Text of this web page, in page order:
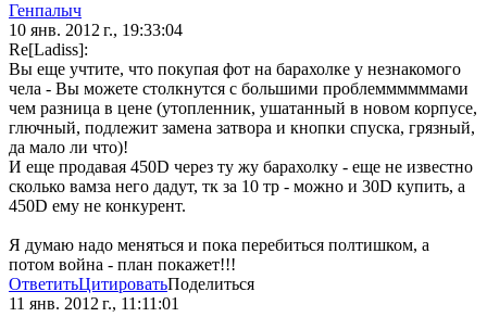
Генпалыч
10 янв. 2012 г., 19:33:04
Re[Ladiss]:
Вы еще учтите, что покупая фот на барахолке у незнакомого
чела - Вы можете столкнутся с большими проблеммммммами
чем разница в цене (утопленник, ушатанный в новом корпусе,
глючный, подлежит замена затвора и кнопки спуска, грязный,
да мало ли что)!
И еще продавая 450D через ту жу барахолку - еще не известно
сколько вамза него дадут, тк за 10 тр - можно и 30D купить, а
450D ему не конкурент.
Я думаю надо меняться и пока перебиться полтишком, а
потом война - план покажет!!!
ОтветитьЦитироватьПоделиться
11 янв. 2012 г., 11:11:01